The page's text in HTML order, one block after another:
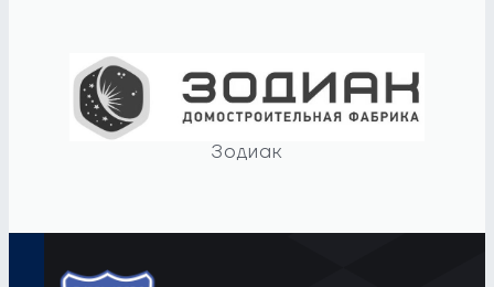
Зодиак